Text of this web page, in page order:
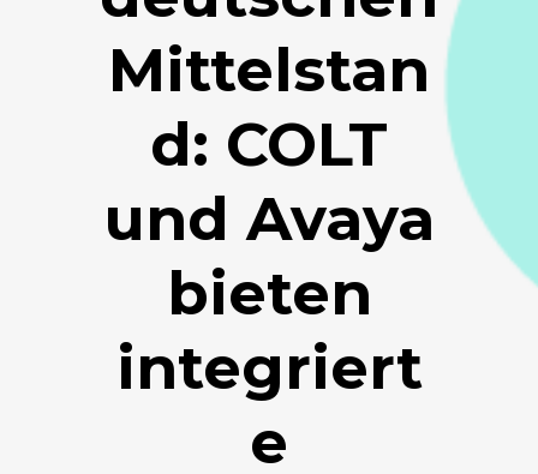
Mittelstan
d: COLT
und Avaya
bieten
integriert
e